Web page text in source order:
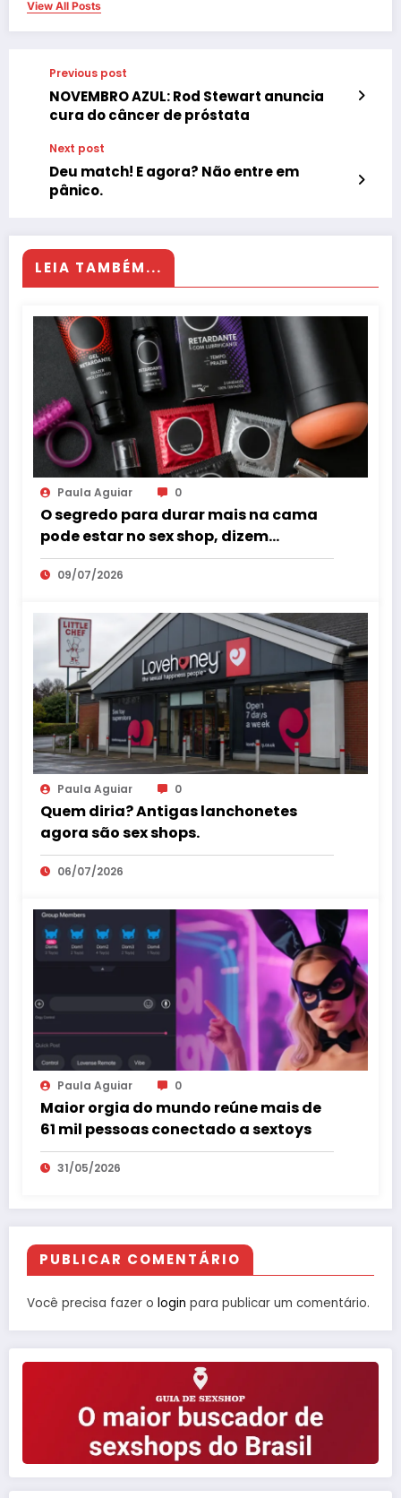
View All Posts
Previous post
NOVEMBRO AZUL: Rod Stewart anuncia
cura do câncer de próstata
Next post
Deu match! E agora? Não entre em
pânico.
LEIA TAMBÉM...
Paula Aguiar 0
O segredo para durar mais na cama
pode estar no sex shop, dizem
especialistas em saúde sexual
09/07/2026
Paula Aguiar 0
Quem diria? Antigas lanchonetes
agora são sex shops.
06/07/2026
Paula Aguiar 0
Maior orgia do mundo reúne mais de
61 mil pessoas conectado a sextoys
31/05/2026
PUBLICAR COMENTÁRIO
Você precisa fazer o login para publicar um comentário.